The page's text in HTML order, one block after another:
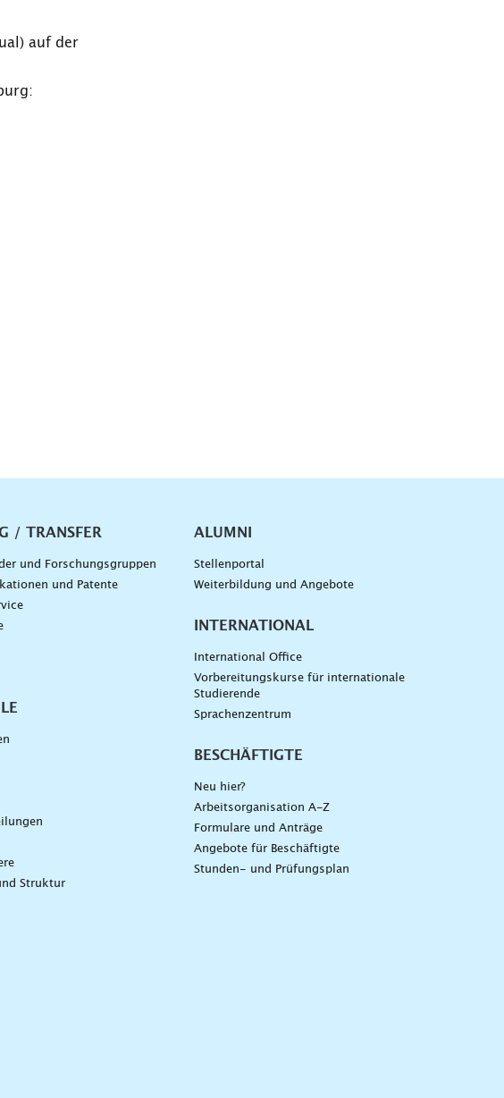
auf der
/ TRANSFER
und Forschungsgruppen
und Patente
Struktur
ALUMNI
Stellenportal
Weiterbildung und Angebote
INTERNATIONAL
International Office
Vorbereitungskurse für internationale
Studierende
Sprachenzentrum
BESCHÄFTIGTE
Neu hier?
Arbeitsorganisation A-Z
Formulare und Anträge
Angebote für Beschäftigte
Stunden- und Prüfungsplan